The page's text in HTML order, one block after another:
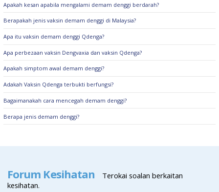
Apakah kesan apabila mengalami demam denggi berdarah?
Berapakah jenis vaksin demam denggi di Malaysia?
Apa itu vaksin demam denggi Qdenga?
Apa perbezaan vaksin Dengvaxia dan vaksin Qdenga?
Apakah simptom awal demam denggi?
Adakah Vaksin Qdenga terbukti berfungsi?
Bagaimanakah cara mencegah demam denggi?
Berapa jenis demam denggi?
Forum Kesihatan
Terokai soalan berkaitan
kesihatan.